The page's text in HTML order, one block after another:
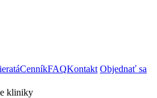
CenníkFAQKontakt Objednať sa
kliniky